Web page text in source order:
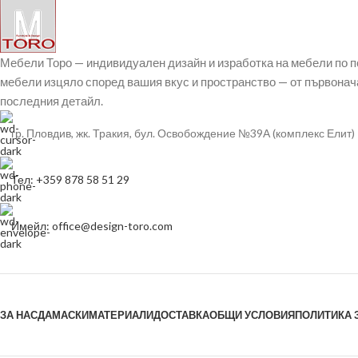
Мебели Торо — индивидуален дизайн и изработка на мебели по
мебели изцяло според вашия вкус и пространство — от
последния детайл.
гр. Пловдив, жк. Тракия, бул. Освобождение №39А (комплекс Елит)
Тел: +359 878 58 51 29
Имейл: office@design-toro.com
ЗА НАСДАМАСКИМАТЕРИАЛИДОСТАВКАОБЩИ УСЛОВИЯПОЛИТИКА